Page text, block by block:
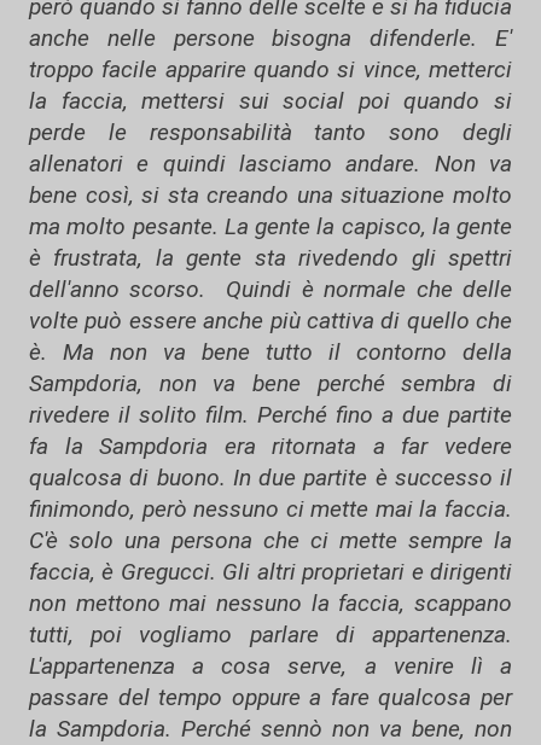
però quando si fanno delle scelte e si ha fiducia
anche nelle persone bisogna difenderle. E'
troppo facile apparire quando si vince, metterci
la faccia, mettersi sui social poi quando si
perde le responsabilità tanto sono degli
allenatori e quindi lasciamo andare. Non va
bene così, si sta creando una situazione molto
ma molto pesante. La gente la capisco, la gente
è frustrata, la gente sta rivedendo gli spettri
dell'anno scorso. Quindi è normale che delle
volte può essere anche più cattiva di quello che
è. Ma non va bene tutto il contorno della
Sampdoria, non va bene perché sembra di
rivedere il solito film. Perché fino a due partite
fa la Sampdoria era ritornata a far vedere
qualcosa di buono. In due partite è successo il
finimondo, però nessuno ci mette mai la faccia.
C'è solo una persona che ci mette sempre la
faccia, è Gregucci. Gli altri proprietari e dirigenti
non mettono mai nessuno la faccia, scappano
tutti, poi vogliamo parlare di appartenenza.
L'appartenenza a cosa serve, a venire lì a
passare del tempo oppure a fare qualcosa per
la Sampdoria. Perché sennò non va bene, non